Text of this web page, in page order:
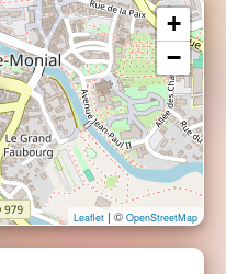
+
−
Leaflet | ©OpenStreetMap